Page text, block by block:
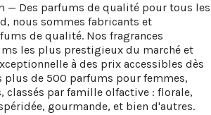
— Des parfums de qualité pour tous les
nous sommes fabricants et
de qualité. Nos fragrances
les plus prestigieux du marché et
à des prix accessibles dès
plus de 500 parfums pour femmes,
classés par famille olfactive : florale,
gourmande, et bien d'autres.